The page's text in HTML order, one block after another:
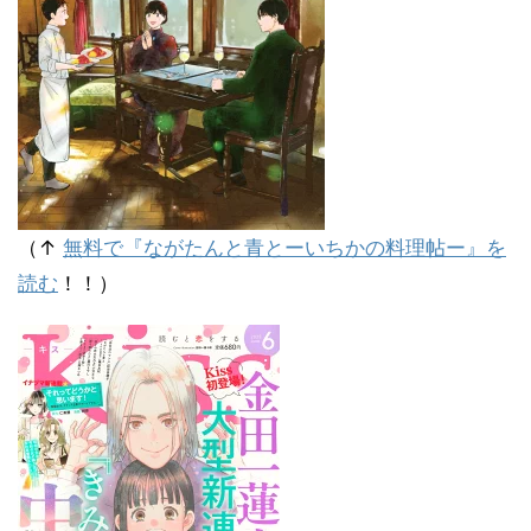
（↑ 無料で『ながたんと青とーいちかの料理帖ー』を
読む ！！）